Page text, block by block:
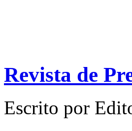
Revista de
Escrito por